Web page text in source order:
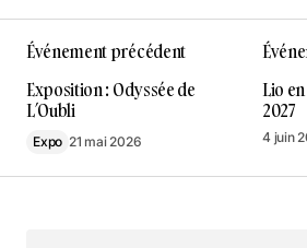
Événement précédent
Exposition : Odyssée de
L’Oubli
Expo 21 mai 2026
Lio
2027
4 juin